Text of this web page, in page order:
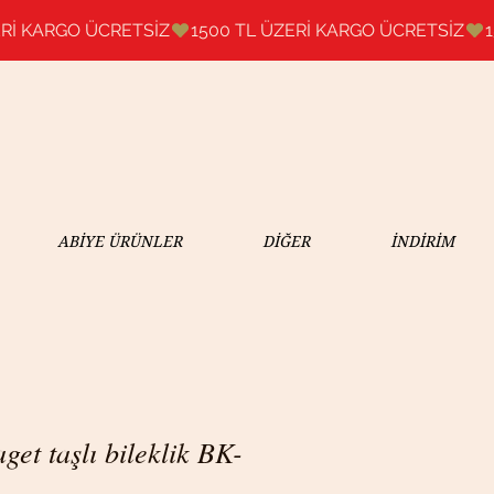
ABİYE ÜRÜNLER DİĞER İNDİRİM
taşlı bileklik BK-